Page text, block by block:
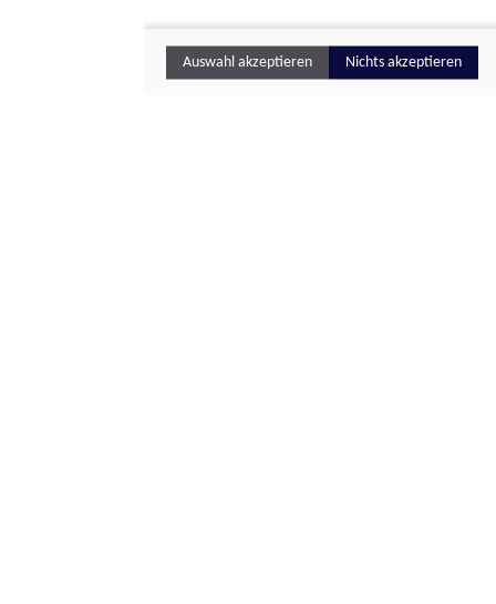
Auswahl akzeptieren Nichts akzeptieren